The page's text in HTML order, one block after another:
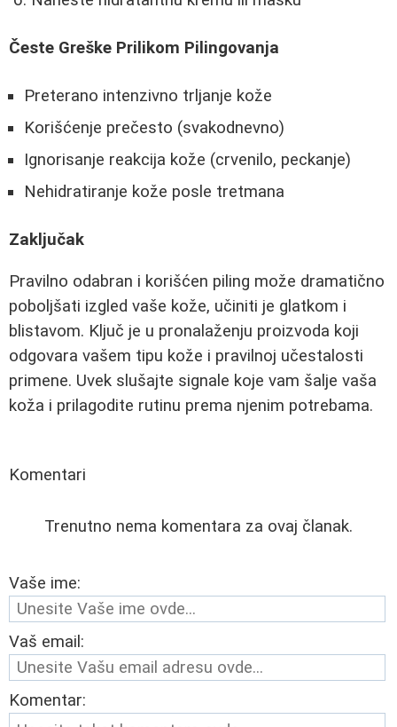
Česte Greške Prilikom Pilingovanja
Preterano intenzivno trljanje kože
Korišćenje prečesto (svakodnevno)
Ignorisanje reakcija kože (crvenilo, peckanje)
Nehidratiranje kože posle tretmana
Zaključak
Pravilno odabran i korišćen piling može dramatično
poboljšati izgled vaše kože, učiniti je glatkom i
blistavom. Ključ je u pronalaženju proizvoda koji
odgovara vašem tipu kože i pravilnoj učestalosti
primene. Uvek slušajte signale koje vam šalje vaša
koža i prilagodite rutinu prema njenim potrebama.
Komentari
Trenutno nema komentara za ovaj članak.
Vaše ime:
Vaš email:
Komentar: